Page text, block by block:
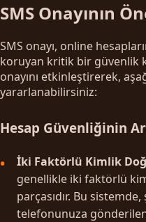
SMS Onayının
SMS onayı, online
koruyan kritik bir güvenlik
onayını etkinleştirerek,
yararlanabilirsiniz:
Hesap Güvenliğinin
İki Faktörlü Kimlik
genellikle iki faktörlü
parçasıdır. Bu
telefonunuza